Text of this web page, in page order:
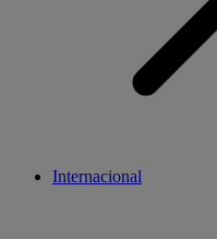
Internacional